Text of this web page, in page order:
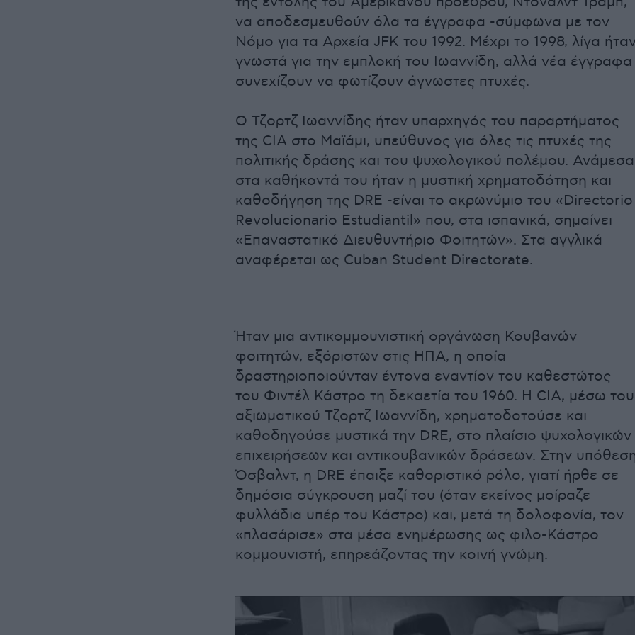
να αποδεσμευθούν όλα τα έγγραφα -σύμφωνα με τον
Νόμο για τα Αρχεία JFK του 1992. Μέχρι το 1998, λίγα
γνωστά για την εμπλοκή του Ιωαννίδη, αλλά νέα έγγραφα
συνεχίζουν να φωτίζουν άγνωστες πτυχές.
Ο Τζορτζ Ιωαννίδης ήταν υπαρχηγός του παραρτήματος
της CIA στο Μαϊάμι, υπεύθυνος για όλες τις πτυχές της
πολιτικής δράσης και του ψυχολογικού πολέμου. Ανάμεσα
στα καθήκοντά του ήταν η μυστική χρηματοδότηση και
καθοδήγηση της DRE -είναι το ακρωνύμιο του «Directorio
Revolucionario Estudiantil» που, στα ισπανικά, σημαίνει
«Επαναστατικό Διευθυντήριο Φοιτητών». Στα αγγλικά
αναφέρεται ως Cuban Student Directorate.
Ήταν μια αντικομμουνιστική οργάνωση Κουβανών
φοιτητών, εξόριστων στις ΗΠΑ, η οποία
δραστηριοποιούνταν έντονα εναντίον του καθεστώτος
του Φιντέλ Κάστρο τη δεκαετία του 1960. Η CIA, μέσω του
αξιωματικού Τζορτζ Ιωαννίδη, χρηματοδοτούσε και
καθοδηγούσε μυστικά την DRE, στο πλαίσιο ψυχολογικών
επιχειρήσεων και αντικουβανικών δράσεων. Στην
Όσβαλντ, η DRE έπαιξε καθοριστικό ρόλο, γιατί ήρθε σε
δημόσια σύγκρουση μαζί του (όταν εκείνος μοίραζε
φυλλάδια υπέρ του Κάστρο) και, μετά τη δολοφονία, τον
«πλασάρισε» στα μέσα ενημέρωσης ως φιλο-Κάστρο
κομμουνιστή, επηρεάζοντας την κοινή γνώμη.